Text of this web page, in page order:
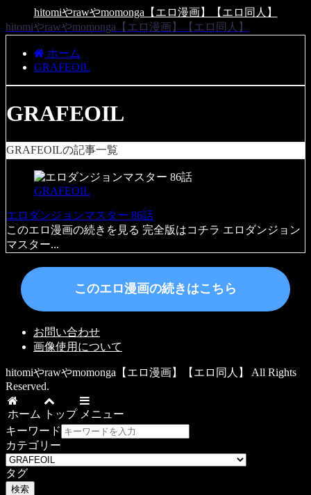
hitomiやrawやmomonga【エロ漫画】【エロ同人】
hitomiやrawやmomonga【エロ漫画】【エロ同人】
ホーム
GRAFEOIL
GRAFEOIL
GRAFEOILの記事一覧
GRAFEOIL
エロダンジョンマスター 86話
このエロ漫画の続きを見る 完全版はコチラ エロダンジョン
マスター...
このエロ漫画の続きはこちら
お問い合わせ
画像使用について
hitomiやrawやmomonga【エロ漫画】【エロ同人】 All Rights
Reserved.
ホーム トップ メニュー
キーワード
カテゴリー
タグ
検索